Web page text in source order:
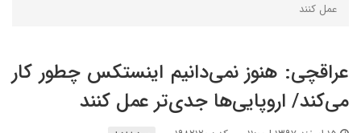
عمل کنند
عراقچی: هنوز نمی‌دانیم اینستکس چطور کار
می‌کند/ اروپایی‌ها جدی‌تر عمل کنند